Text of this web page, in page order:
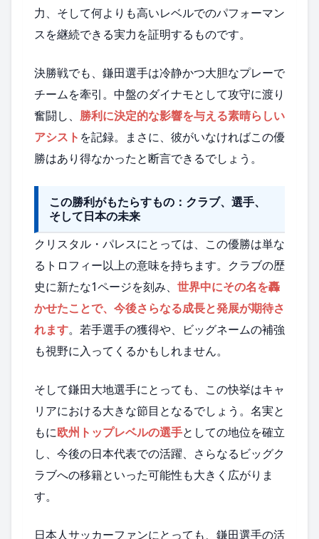
力、そして何よりも高いレベルでのパフォーマン
スを継続できる実力を証明するものです。
決勝戦でも、鎌田選手は冷静かつ大胆なプレーで
チームを牽引。中盤のダイナモとして攻守に渡り
奮闘し、 勝利に決定的な影響を与える素晴らしい
アシスト を記録。まさに、彼がいなければこの優
勝はあり得なかったと断言できるでしょう。
この勝利がもたらすもの：クラブ、選手、
そして日本の未来
クリスタル・パレスにとっては、この優勝は単な
るトロフィー以上の意味を持ちます。クラブの歴
史に新たな1ページを刻み、 世界中にその名を轟
かせたことで、今後さらなる成長と発展が期待さ
れます。若手選手の獲得や、ビッグネームの補強
も視野に入ってくるかもしれません。
そして鎌田大地選手にとっても、この快挙はキャ
リアにおける大きな節目となるでしょう。名実と
もに欧州トップレベルの選手としての地位を確立
し、今後の日本代表での活躍、さらなるビッグク
ラブへの移籍といった可能性も大きく広がりま
す。
日本人サッカーファンにとっても、鎌田選手の活